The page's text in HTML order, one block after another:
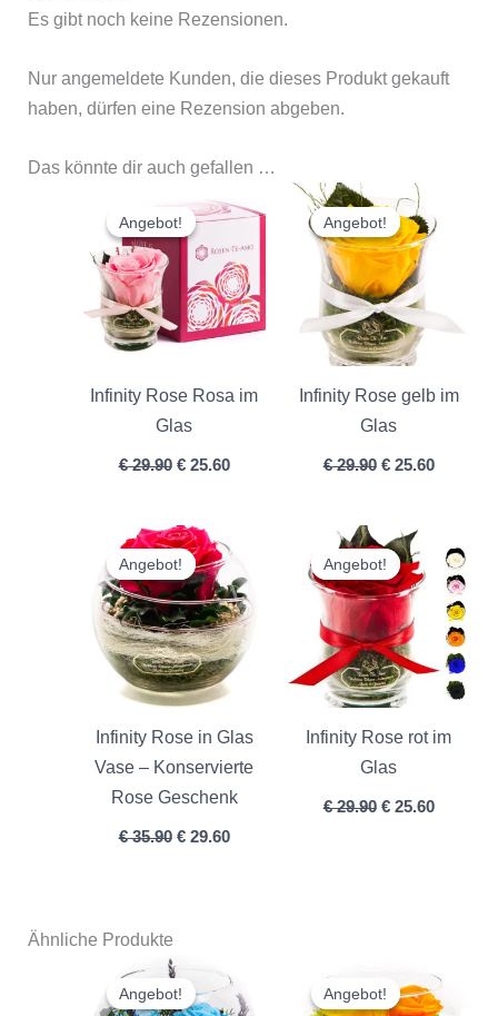
Es gibt noch keine Rezensionen.
Nur angemeldete Kunden, die dieses Produkt gekauft
haben, dürfen eine Rezension abgeben.
Das könnte dir auch gefallen …
Angebot!
Angebot!
Infinity Rose Rosa im
Glas
€29.90
Preis
war:
€ 29.90
€25.60
Aktueller
Preis
€ 25.60.
Angebot!
Angebot!
Infinity Rose gelb im
Glas
€29.90
Ursprünglicher
Preis
war:
€ 29.90
€25.60
Preis
ist:
Angebot!
Angebot!
Infinity Rose in Glas
Vase – Konservierte
Rose Geschenk
€35.90
Ursprünglicher
Preis
war:
€ 35.90
€29.60
Preis
ist:
€ 29.60.
Angebot!
Angebot!
Infinity Rose rot im
Glas
€29.90
Ursprünglicher
Preis
war:
€ 29.90
€25.60
Preis
ist:
€ 25.60.
Ähnliche Produkte
Angebot!
Angebot!
Ursprünglicher
Preis
war:
Preis
ist:
Angebot!
Angebot!
Preis
war:
Preis
ist: